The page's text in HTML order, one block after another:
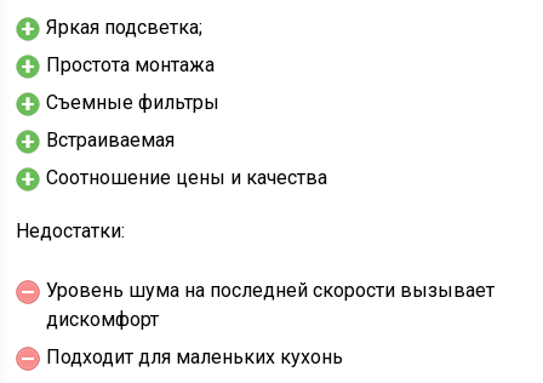
Яркая подсветка;
Простота монтажа
Съемные фильтры
Встраиваемая
Соотношение цены и качества
Недостатки:
Уровень шума на последней скорости вызывает
дискомфорт
Подходит для маленьких кухонь